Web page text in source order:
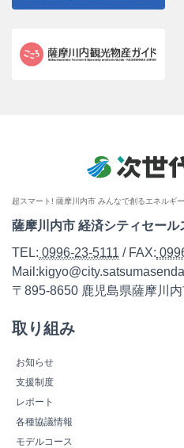
超スマート! 薩摩川内市 みんなで創るエネルギ
薩摩川内市 経済シティセール
TEL: 0996-23-5111 / FAX:
〒895-8650 鹿児島県薩摩川
取り組み
お知らせ
支援制度
レポート
各種協議情報
モデルコース